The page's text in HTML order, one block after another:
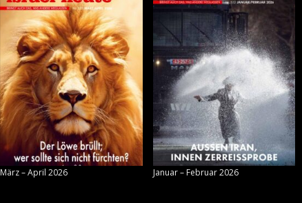
März – April 2026 Januar – Februar 2026